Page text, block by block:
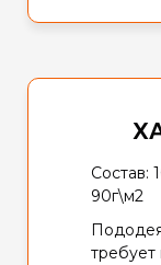
Состав:
90г\м2
требует